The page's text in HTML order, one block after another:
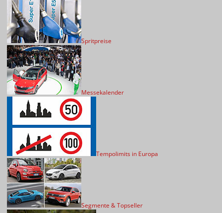
Spritpreise
Messekalender
Tempolimits in Europa
Segmente & Topseller